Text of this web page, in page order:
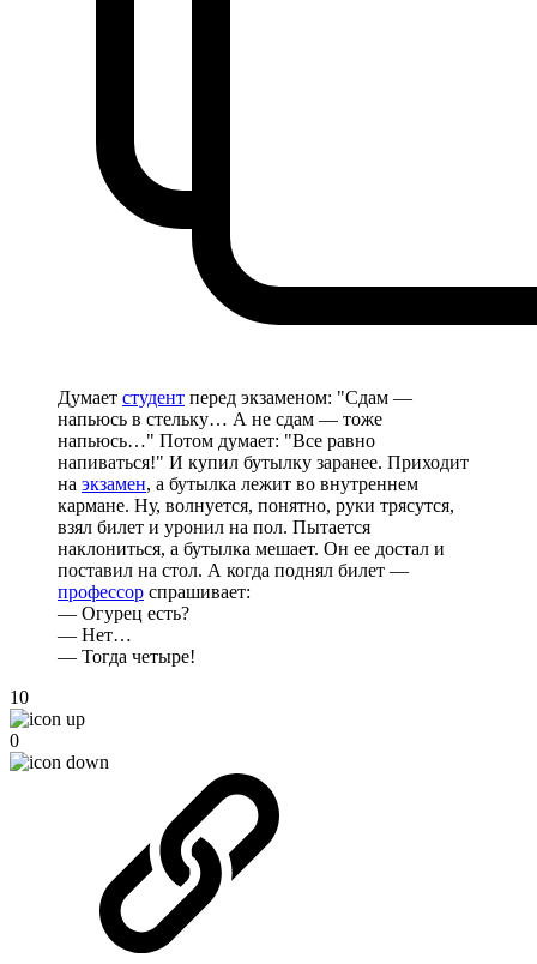
Думает студент перед экзаменом: "Сдам —
напьюсь в стельку… А не сдам — тоже
напьюсь…" Потом думает: "Все равно
напиваться!" И купил бутылку заранее. Приходит
на экзамен, а бутылка лежит во внутреннем
кармане. Ну, волнуется, понятно, руки трясутся,
взял билет и уронил на пол. Пытается
наклониться, а бутылка мешает. Он ее достал и
поставил на стол. А когда поднял билет —
профессор спрашивает:
— Огурец есть?
— Нет…
— Тогда четыре!
10
0